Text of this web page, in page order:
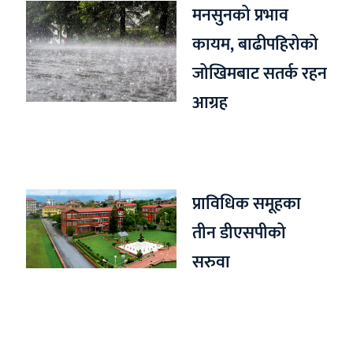
मनसुनको प्रभाव
कायम, बाढीपहिरोको
जोखिमबाट सतर्क रहन
आग्रह
प्राविधिक समूहका
तीन डीएसपीको
सरुवा